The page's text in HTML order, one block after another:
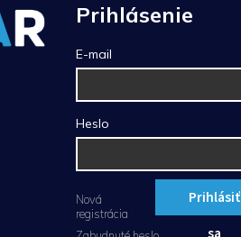
Prihlásenie
E-mail
Heslo
Prihlásiť
Nová
registrácia